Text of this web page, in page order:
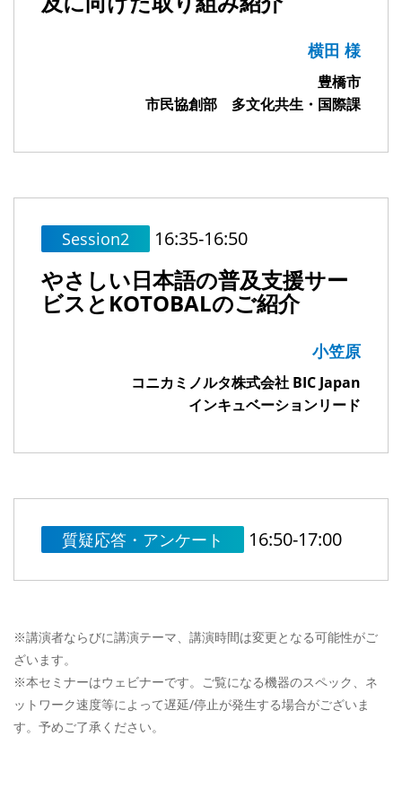
横田 様
豊橋市
市民協創部 多文化共生・国際課
Session2 16:35-16:50
やさしい日本語の普及支援サー
ビスとKOTOBALのご紹介
小笠原
コニカミノルタ株式会社 BIC Japan
インキュベーションリード
質疑応答・アンケート 16:50-17:00
※講演者ならびに講演テーマ、講演時間は変更となる可能性がご
ざいます。
※本セミナーはウェビナーです。ご覧になる機器のスペック、ネ
ットワーク速度等によって遅延/停止が発生する場合がございま
す。予めご了承ください。